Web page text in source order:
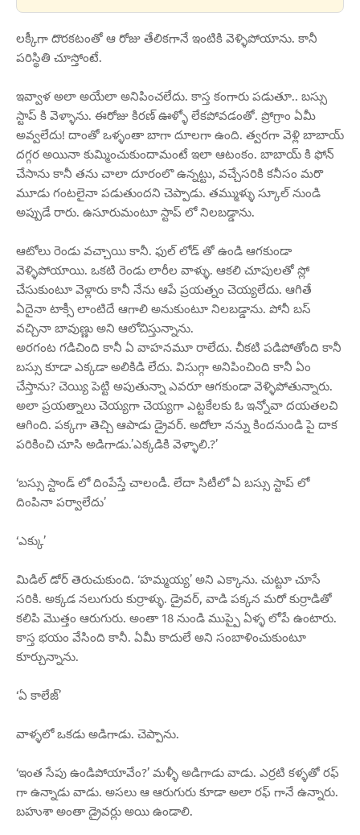
లక్కీగా దొరకటంతో ఆ రోజు తేలికగానే ఇంటికి వెళ్ళిపోయాను. కానీ
పరిస్థితి చూస్తోంటే.
ఇవ్వాళ అలా అయేలా అనిపించలేదు. కాస్త కంగారు పడుతూ.. బస్సు
స్టాప్ కి వెళ్ళాను. ఈరోజు కిరణ్ ఊళ్ళో లేకపోవడంతో. ప్రోగ్రాం ఏమీ
అవ్వలేదు! దాంతో ఒళ్ళంతా బాగా దూలగా ఉంది. త్వరగా వెళ్లి బాబాయ్
దగ్గర అయినా కుమ్మించుకుందామంటే ఇలా ఆటంకం. బాబాయ్ కి ఫోన్
చేసాను కానీ తను చాలా దూరంలొ ఉన్నట్టు, వచ్చేసరికి కనీసం మరొ
మూడు గంటలైనా పడుతుందని చెప్పాడు. తమ్ముళ్ళు స్కూల్ నుండి
అప్పుడే రారు. ఉసూరుమంటూ స్టాప్ లో నిలబడ్డాను.
ఆటోలు రెండు వచ్చాయి కానీ. ఫుల్ లోడ్ తో ఉండి ఆగకుండా
వెళ్ళిపోయాయి. ఒకటి రెండు లారీల వాళ్ళు. ఆకలి చూపులతో స్లో
చేసుకుంటూ వెళ్లారు కానీ నేను ఆపే ప్రయత్నం చెయ్యలేదు. ఆగితే
ఏదైనా టాక్సీ లాంటిదే ఆగాలి అనుకుంటూ నిలబడ్డాను. పోనీ బస్
వచ్చినా బావుణ్ణు అని ఆలోచిస్తున్నాను.
అరగంట గడిచింది కానీ ఏ వాహనమూ రాలేదు. చీకటి పడిపోతోంది కానీ
బస్సు కూడా ఎక్కడా అలికిడి లేదు. విసుగ్గా అనిపించింది కానీ ఏం
చేస్తాను? చెయ్యి పెట్టి అపుతున్నా ఎవరూ ఆగకుండా వెళ్ళిపోతున్నారు.
అలా ప్రయత్నాలు చెయ్యగా చెయ్యగా ఎట్టకేలకు ఓ ఇన్నోవా దయతలచి
ఆగింది. పక్కగా తెచ్చి ఆపాడు డ్రైవర్. అదోలా నన్ను కిందనుండి పై దాక
పరికించి చూసి అడిగాడు.’ఎక్కడికి వెళ్ళాలి.?’
‘బస్సు స్టాండ్ లో దింపేస్తే చాలండీ. లేదా సిటీలో ఏ బస్సు స్టాప్ లో
దింపినా పర్వాలేదు’
‘ఎక్కు’
మిడిల్ డోర్ తెరుచుకుంది. ‘హమ్మయ్య’ అని ఎక్కాను. చుట్టూ చూసే
సరికి. అక్కడ నలుగురు కుర్రాళ్ళు. డ్రైవర్, వాడి పక్కన మరో కుర్రాడితో
కలిపి మొత్తం ఆరుగురు. అంతా 18 నుండి ముప్పై ఏళ్ళ లోపే ఉంటారు.
కాస్త భయం వేసింది కానీ. ఏమీ కాదులే అని సంబాళించుకుంటూ
కూర్చున్నాను.
‘ఏ కాలేజ్’
వాళ్ళలో ఒకడు అడిగాడు. చెప్పాను.
‘ఇంత సేపు ఉండిపోయావేం?’ మళ్ళీ అడిగాడు వాడు. ఎర్రటి కళ్ళతో రఫ్
గా ఉన్నాడు వాడు. అసలు ఆ ఆరుగురు కూడా అలా రఫ్ గానే ఉన్నారు.
బహుశా అంతా డ్రైవర్లు అయి ఉండాలి.